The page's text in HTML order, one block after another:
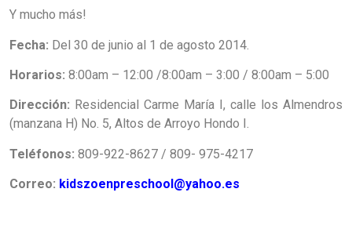
Y mucho más!
Fecha: Del 30 de junio al 1 de agosto 2014.
Horarios: 8:00am – 12:00 /8:00am – 3:00 / 8:00am – 5:00
Dirección: Residencial Carme María I, calle los Almendros
(manzana H) No. 5, Altos de Arroyo Hondo I.
Teléfonos: 809-922-8627 / 809- 975-4217
Correo: kidszoenpreschool@yahoo.es